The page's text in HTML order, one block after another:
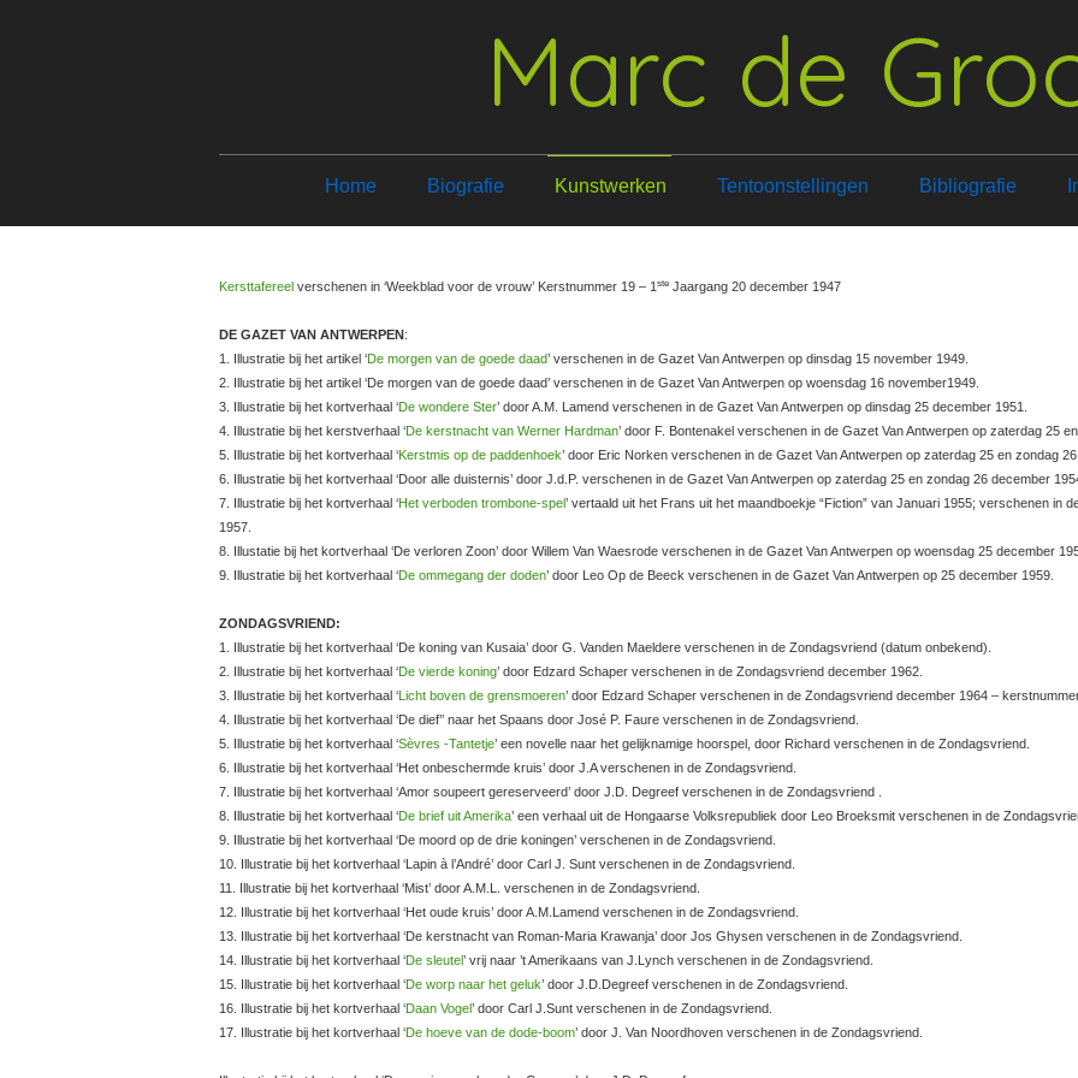
Marc de
Home Biografie Kunstwerken Tentoonstellingen Bibliografie
Kersttafereel verschenen in ‘Weekblad voor de vrouw’ Kerstnummer 19 – 1 ste Jaargang 20 december 1947
DE GAZET VAN ANTWERPEN:
1. Illustratie bij het artikel ‘De morgen van de goede daad’ verschenen in de Gazet Van Antwerpen op dinsdag 15 november 1949.
2. Illustratie bij het artikel ‘De morgen van de goede daad’ verschenen in de Gazet Van Antwerpen op woensdag 16 november1949.
3. Illustratie bij het kortverhaal ‘De wondere Ster’ door A.M. Lamend verschenen in de Gazet Van Antwerpen op dinsdag 25 december 1951.
4. Illustratie bij het kerstverhaal ‘De kerstnacht van Werner Hardman’ door F. Bontenakel verschenen in de Gazet Van Antwerpen op zaterdag 25
5. Illustratie bij het kortverhaal ‘Kerstmis op de paddenhoek’ door Eric Norken verschenen in de Gazet Van Antwerpen op zaterdag 25 en zondag
6. Illustratie bij het kortverhaal ‘Door alle duisternis’ door J.d.P. verschenen in de Gazet Van Antwerpen op zaterdag 25 en zondag 26 december
7. Illustratie bij het kortverhaal ‘Het verboden trombone-spel’ vertaald uit het Frans uit het maandboekje “Fiction” van Januari 1955; verschenen
1957.
8. Illustatie bij het kortverhaal ‘De verloren Zoon’ door Willem Van Waesrode verschenen in de Gazet Van Antwerpen op woensdag 25 december
9. Illustratie bij het kortverhaal ‘De ommegang der doden’ door Leo Op de Beeck verschenen in de Gazet Van Antwerpen op 25 december 1959.
ZONDAGSVRIEND:
1. Illustratie bij het kortverhaal ‘De koning van Kusaia’ door G. Vanden Maeldere verschenen in de Zondagsvriend (datum onbekend).
2. Illustratie bij het kortverhaal ‘De vierde koning’ door Edzard Schaper verschenen in de Zondagsvriend december 1962.
3. Illustratie bij het kortverhaal ‘Licht boven de grensmoeren’ door Edzard Schaper verschenen in de Zondagsvriend december 1964 –
4. Illustratie bij het kortverhaal ‘De dief’’ naar het Spaans door José P. Faure verschenen in de Zondagsvriend.
5. Illustratie bij het kortverhaal ‘Sèvres -Tantetje’ een novelle naar het gelijknamige hoorspel, door Richard verschenen in de Zondagsvriend.
6. Illustratie bij het kortverhaal ‘Het onbeschermde kruis’ door J.A verschenen in de Zondagsvriend.
7. Illustratie bij het kortverhaal ‘Amor soupeert gereserveerd’ door J.D. Degreef verschenen in de Zondagsvriend .
8. Illustratie bij het kortverhaal ‘De brief uit Amerika’ een verhaal uit de Hongaarse Volksrepubliek door Leo Broeksmit verschenen in de
9. Illustratie bij het kortverhaal ‘De moord op de drie koningen’ verschenen in de Zondagsvriend.
10. Illustratie bij het kortverhaal ‘Lapin à l’André’ door Carl J. Sunt verschenen in de Zondagsvriend.
11. Illustratie bij het kortverhaal ‘Mist’ door A.M.L. verschenen in de Zondagsvriend.
12. Illustratie bij het kortverhaal ‘Het oude kruis’ door A.M.Lamend verschenen in de Zondagsvriend.
13. Illustratie bij het kortverhaal ‘De kerstnacht van Roman-Maria Krawanja’ door Jos Ghysen verschenen in de Zondagsvriend.
14. Illustratie bij het kortverhaal ‘De sleutel’ vrij naar ’t Amerikaans van J.Lynch verschenen in de Zondagsvriend.
15. Illustratie bij het kortverhaal ‘De worp naar het geluk’ door J.D.Degreef verschenen in de Zondagsvriend.
16. Illustratie bij het kortverhaal ‘Daan Vogel’ door Carl J.Sunt verschenen in de Zondagsvriend.
17. Illustratie bij het kortverhaal ‘De hoeve van de dode-boom’ door J. Van Noordhoven verschenen in de Zondagsvriend.